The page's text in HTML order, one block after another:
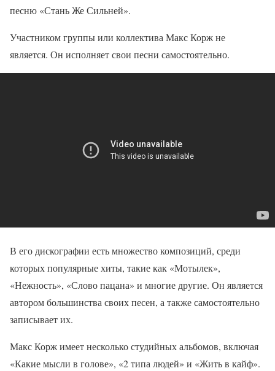
песню «Стань Же Сильней».
Участником группы или коллектива Макс Корж не
является. Он исполняет свои песни самостоятельно.
В его дискографии есть множество композиций, среди
которых популярные хиты, такие как «Мотылек»,
«Нежность», «Слово пацана» и многие другие. Он является
автором большинства своих песен, а также самостоятельно
записывает их.
Макс Корж имеет несколько студийных альбомов, включая
«Какие мысли в голове», «2 типа людей» и «Жить в кайф».